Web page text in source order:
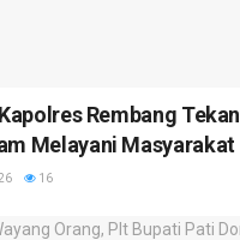
Rembang
Melayani Masyarakat
16